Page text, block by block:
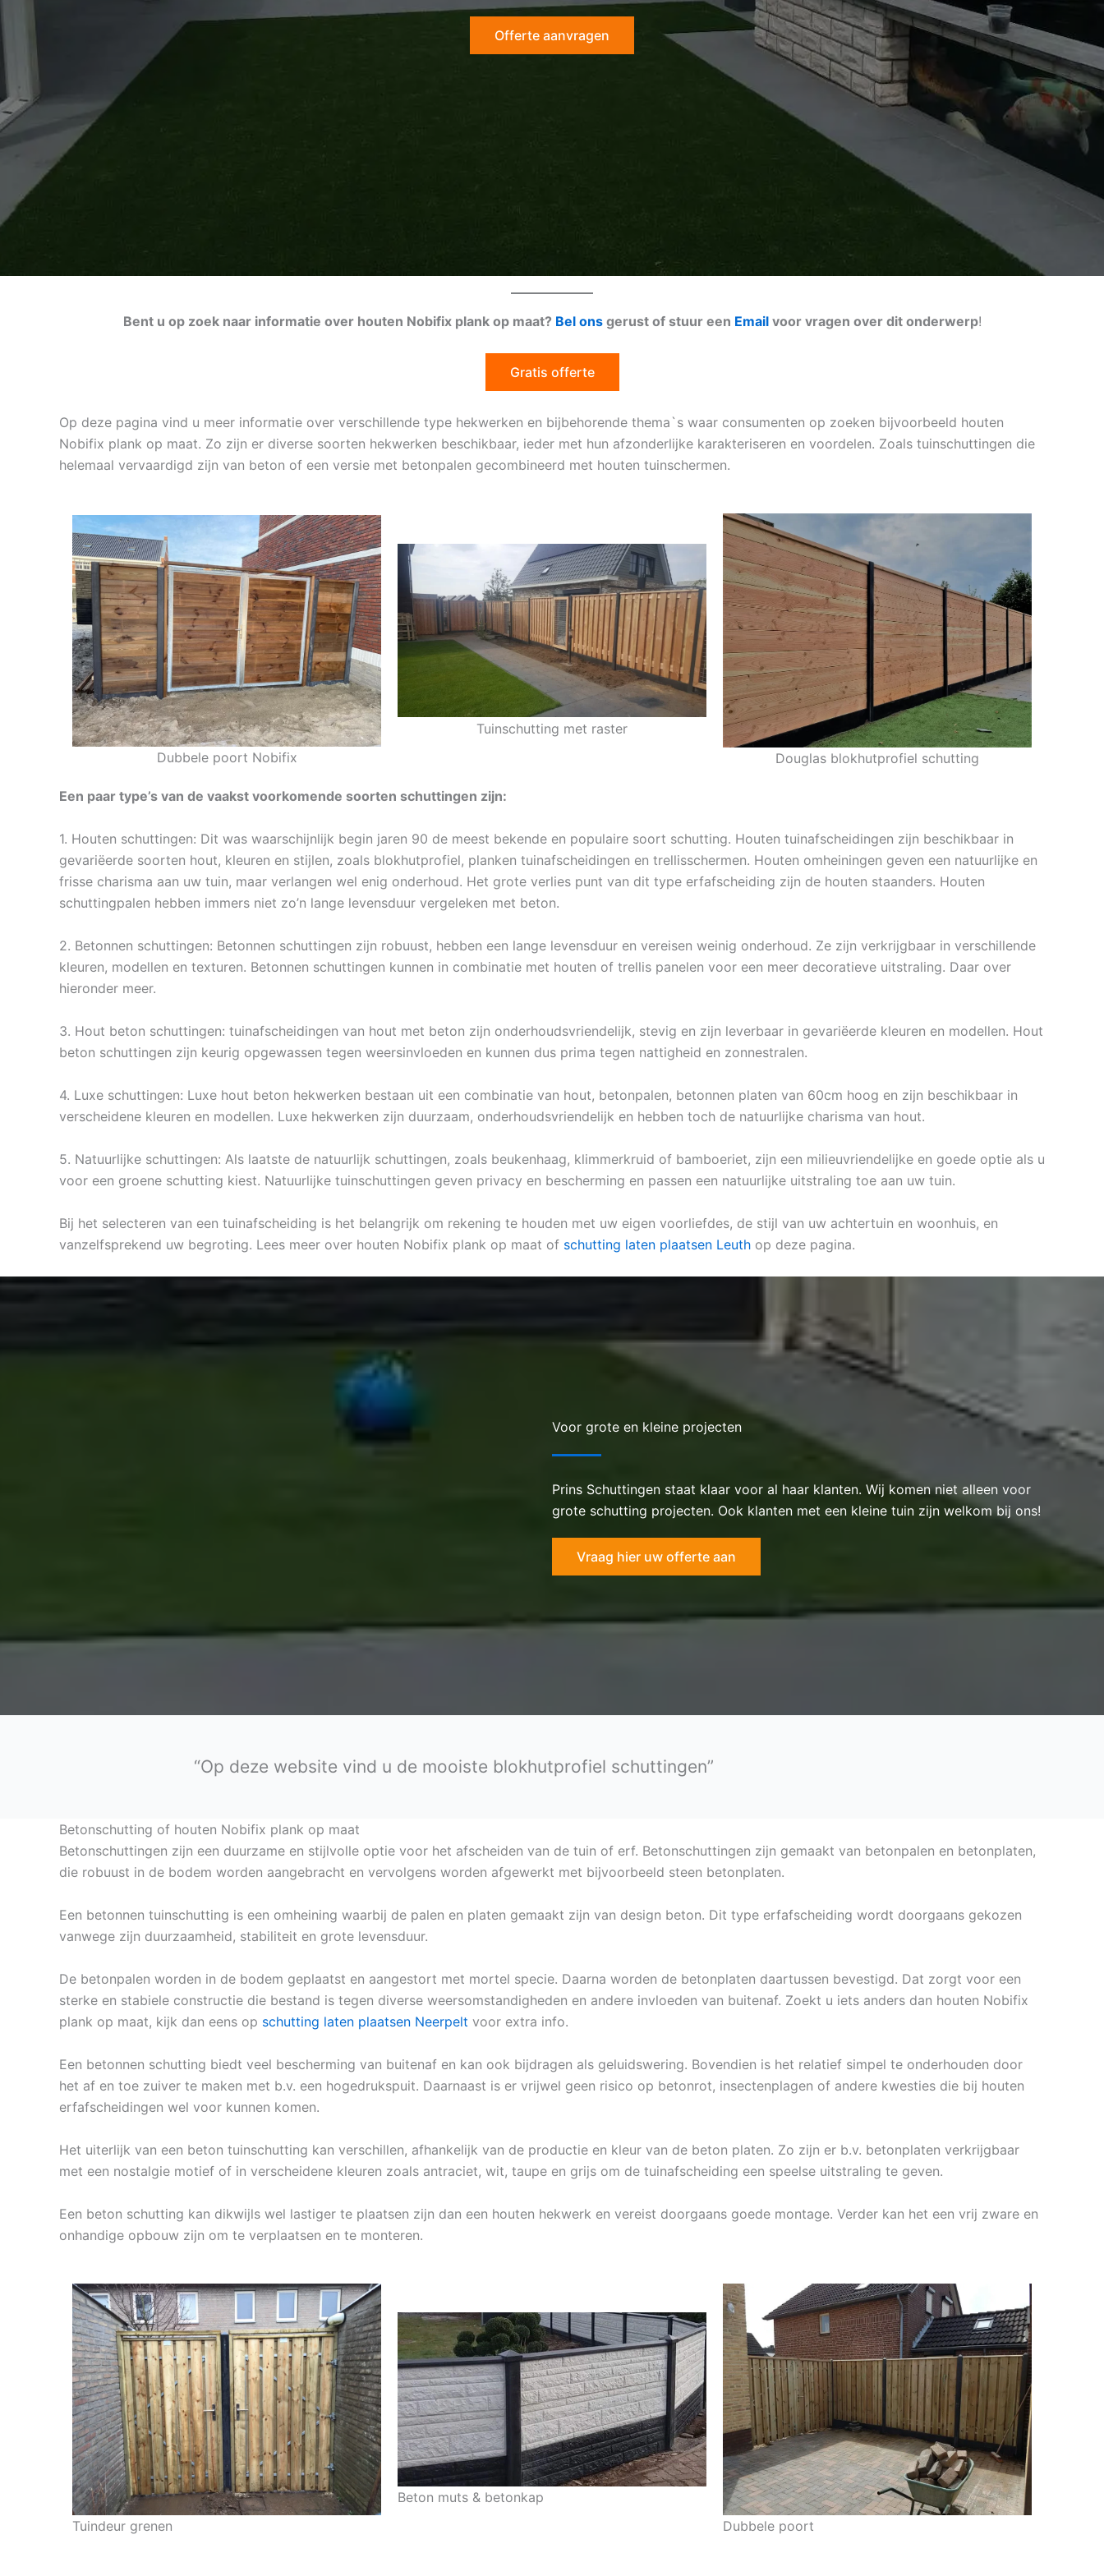
Offerte aanvragen
Bent u op zoek naar informatie over houten Nobifix plank op maat? Bel onsgerust of stuur een Emailvoor vragen over dit onderwerp!
Gratis offerte
Op deze pagina vind u meer informatie over verschillende type hekwerken en bijbehorende thema`s waar consumenten op zoeken bijvoorbeeld houten
Nobifix plank op maat. Zo zijn er diverse soorten hekwerken beschikbaar, ieder met hun afzonderlijke karakteriseren en voordelen. Zoals tuinschuttingen die
helemaal vervaardigd zijn van beton of een versie met betonpalen gecombineerd met houten tuinschermen.
Dubbele poort Nobifix
Tuinschutting met raster
Douglas blokhutprofiel schutting
Een paar type’s van de vaakst voorkomende soorten schuttingen zijn:
1. Houten schuttingen: Dit was waarschijnlijk begin jaren 90 de meest bekende en populaire soort schutting. Houten tuinafscheidingen zijn beschikbaar in
gevariëerde soorten hout, kleuren en stijlen, zoals blokhutprofiel, planken tuinafscheidingen en trellisschermen. Houten omheiningen geven een natuurlijke en
frisse charisma aan uw tuin, maar verlangen wel enig onderhoud. Het grote verlies punt van dit type erfafscheiding zijn de houten staanders. Houten
schuttingpalen hebben immers niet zo’n lange levensduur vergeleken met beton.
2. Betonnen schuttingen: Betonnen schuttingen zijn robuust, hebben een lange levensduur en vereisen weinig onderhoud. Ze zijn verkrijgbaar in verschillende
kleuren, modellen en texturen. Betonnen schuttingen kunnen in combinatie met houten of trellis panelen voor een meer decoratieve uitstraling. Daar over
hieronder meer.
3. Hout beton schuttingen: tuinafscheidingen van hout met beton zijn onderhoudsvriendelijk, stevig en zijn leverbaar in gevariëerde kleuren en modellen. Hout
beton schuttingen zijn keurig opgewassen tegen weersinvloeden en kunnen dus prima tegen nattigheid en zonnestralen.
4. Luxe schuttingen: Luxe hout beton hekwerken bestaan uit een combinatie van hout, betonpalen, betonnen platen van 60cm hoog en zijn beschikbaar in
verscheidene kleuren en modellen. Luxe hekwerken zijn duurzaam, onderhoudsvriendelijk en hebben toch de natuurlijke charisma van hout.
5. Natuurlijke schuttingen: Als laatste de natuurlijk schuttingen, zoals beukenhaag, klimmerkruid of bamboeriet, zijn een milieuvriendelijke en goede optie als u
voor een groene schutting kiest. Natuurlijke tuinschuttingen geven privacy en bescherming en passen een natuurlijke uitstraling toe aan uw tuin.
Bij het selecteren van een tuinafscheiding is het belangrijk om rekening te houden met uw eigen voorliefdes, de stijl van uw achtertuin en woonhuis, en
vanzelfsprekend uw begroting. Lees meer over houten Nobifix plank op maat of schutting laten plaatsen Leuth op deze pagina.
Voor grote en kleine projecten
Prins Schuttingen staat klaar voor al haar klanten. Wij komen niet alleen voor
grote schutting projecten. Ook klanten met een kleine tuin zijn welkom bij ons!
Vraag hier uw offerte aan
“Op deze website vind u de mooiste blokhutprofiel schuttingen”
Betonschutting of houten Nobifix plank op maat
Betonschuttingen zijn een duurzame en stijlvolle optie voor het afscheiden van de tuin of erf. Betonschuttingen zijn gemaakt van betonpalen en betonplaten,
die robuust in de bodem worden aangebracht en vervolgens worden afgewerkt met bijvoorbeeld steen betonplaten.
Een betonnen tuinschutting is een omheining waarbij de palen en platen gemaakt zijn van design beton. Dit type erfafscheiding wordt doorgaans gekozen
vanwege zijn duurzaamheid, stabiliteit en grote levensduur.
De betonpalen worden in de bodem geplaatst en aangestort met mortel specie. Daarna worden de betonplaten daartussen bevestigd. Dat zorgt voor een
sterke en stabiele constructie die bestand is tegen diverse weersomstandigheden en andere invloeden van buitenaf. Zoekt u iets anders dan houten Nobifix
plank op maat, kijk dan eens op schutting laten plaatsen Neerpelt voor extra info.
Een betonnen schutting biedt veel bescherming van buitenaf en kan ook bijdragen als geluidswering. Bovendien is het relatief simpel te onderhouden door
het af en toe zuiver te maken met b.v. een hogedrukspuit. Daarnaast is er vrijwel geen risico op betonrot, insectenplagen of andere kwesties die bij houten
erfafscheidingen wel voor kunnen komen.
Het uiterlijk van een beton tuinschutting kan verschillen, afhankelijk van de productie en kleur van de beton platen. Zo zijn er b.v. betonplaten verkrijgbaar
met een nostalgie motief of in verscheidene kleuren zoals antraciet, wit, taupe en grijs om de tuinafscheiding een speelse uitstraling te geven.
Een beton schutting kan dikwijls wel lastiger te plaatsen zijn dan een houten hekwerk en vereist doorgaans goede montage. Verder kan het een vrij zware en
onhandige opbouw zijn om te verplaatsen en te monteren.
Tuindeur grenen
Beton muts & betonkap
Dubbele poort